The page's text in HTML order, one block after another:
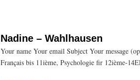
Nadine – Wahlhausen
Your name Your email Subject Your message
Français bis 11ième, Psychologie fir 12ième-